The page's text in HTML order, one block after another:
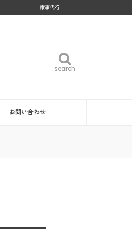
家事代行
search
search
お問い合わせ